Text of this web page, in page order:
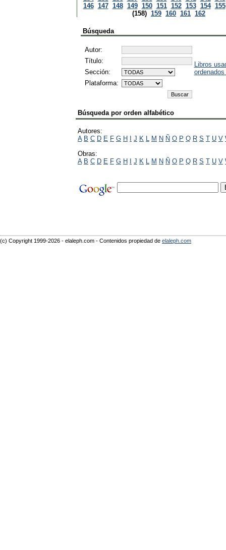
146 147 148 149 150 151 152 153 154 155
(158) 159 160 161 162
Búsqueda
Autor:
Título:
Sección:
Plataforma:
Libros
Búsqueda por orden alfabético
Autores:
A B C D E F G H I J K L M N Ñ O P Q R S T U V
Obras:
A B C D E F G H I J K L M N Ñ O P Q R S T U V
(c) Copyright 1999-2026 - elaleph.com - Contenidos propiedad de elaleph.com